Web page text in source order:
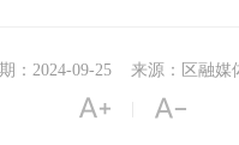
：2024-09-25 来源：区融媒
 